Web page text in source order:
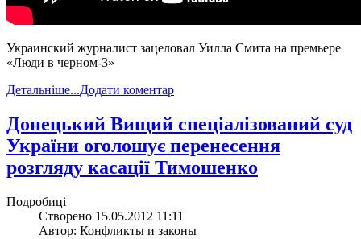
Украинский журналист зацеловал Уилла Смита на премьере
«Люди в черном-3»
Детальніше...Додати коментар
Донецький Вищий спеціалізований суд
України оголошує перенесення
розгляду касації Тимошенко
Подробиці
Створено 15.05.2012 11:11
Автор: Конфликты и законы